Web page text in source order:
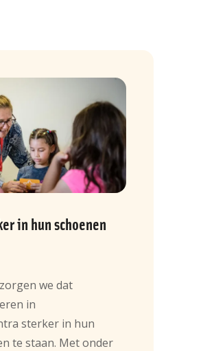
in hun schoenen
we dat
in
sterker in hun
te staan. Met onder